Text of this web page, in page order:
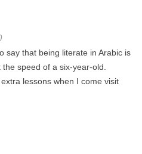
say that being literate in Arabic is
speed of a six-year-old.
lessons when I come visit